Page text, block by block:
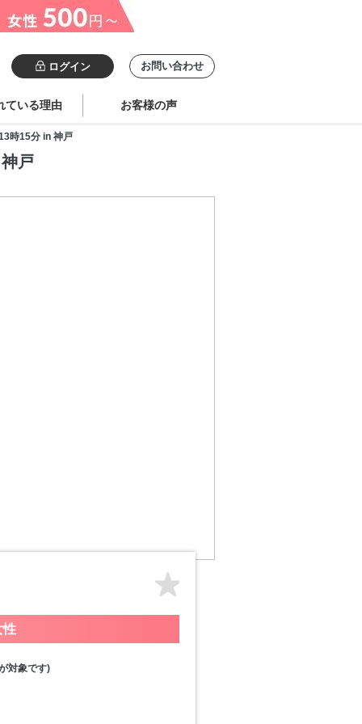
ログイン お問い合わせ
ている理由 お客様の声
時15分 in 神戸
戸
性
対象です)